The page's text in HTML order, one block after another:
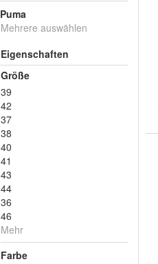
Puma
Mehrere auswählen
Eigenschaften
Größe
39
42
37
38
40
41
43
44
36
46
Mehr
Farbe